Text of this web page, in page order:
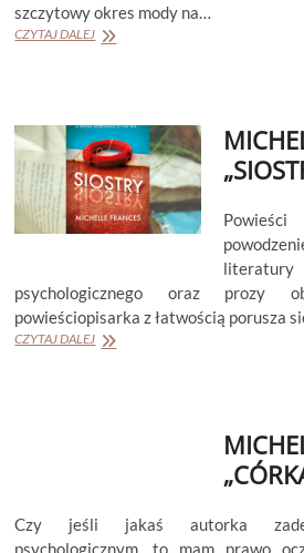
szczytowy okres mody na…
CZYTAJ DALEJMICHELLE
literatury
psychologicznego oraz prozy
powieściopisarka z łatwością porusza
CZYTAJ DALEJMICHELLE
Czy jeśli jakaś autorka
psychologicznym, to mam prawo